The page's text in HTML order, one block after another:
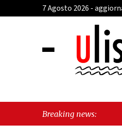
7 Agosto 2026 -
Breaking news: